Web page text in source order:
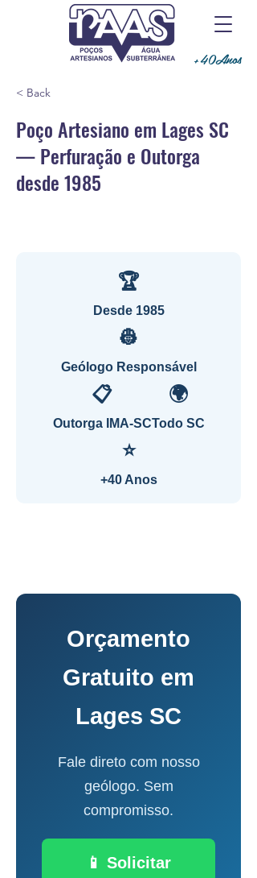
+40Anos
< Back
Poço Artesiano em Lages SC
— Perfuração e Outorga
desde 1985
🏆
Desde 1985
👷
Geólogo Responsável
📋
Outorga IMA-SC
🌍
Todo SC
⭐
+40 Anos
Orçamento
Gratuito em
Lages SC
Fale direto com nosso
geólogo. Sem
compromisso.
📱 Solicitar